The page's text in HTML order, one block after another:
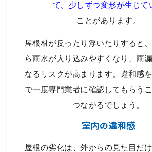
て、少しずつ変形が生じて
ことがあります。
屋根材が反ったり浮いたりすると
ら雨水が入り込みやすくなり、雨
なるリスクが高まります。違和感
で一度専門業者に確認してもらう
つながるでしょう。
室内の違和感
屋根の劣化は、外からの見た目だ